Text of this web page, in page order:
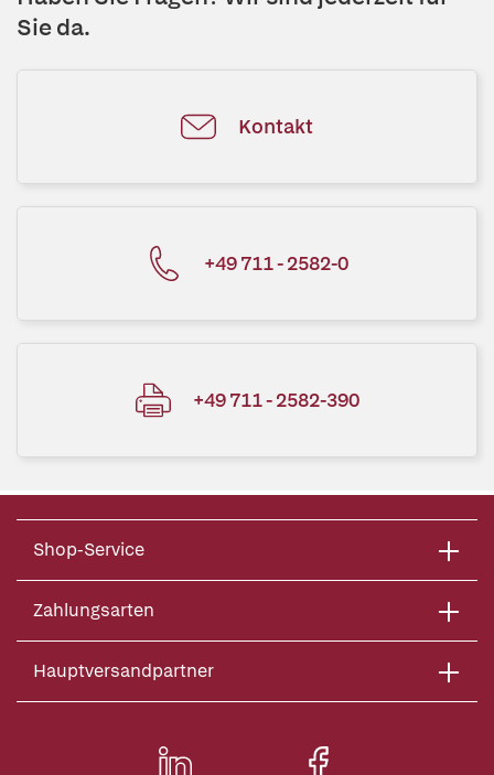
Sie da.
Kontakt
+49 711 - 2582-0
+49 711 - 2582-390
Shop-Service
Zahlungsarten
Hauptversandpartner